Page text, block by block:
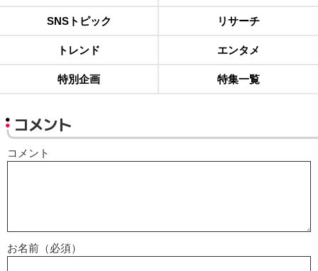
SNSトピック リサーチ
トレンド エンタメ
特別企画 特集一覧
コメント
コメント
お名前（必須）